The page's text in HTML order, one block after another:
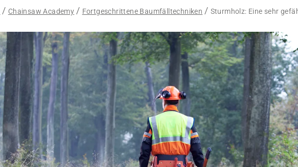
Chainsaw Academy Fortgeschrittene Baumfälltechniken Sturmholz: Eine sehr